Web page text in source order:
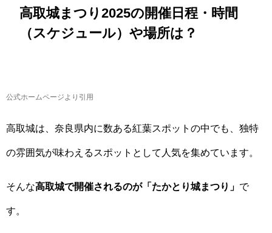
高取城まつり2025の開催日程・時間
（スケジュール）や場所は？
公式ホームページより引用
高取城は、奈良県内に数ある紅葉スポットの中でも、独特
の雰囲気が味わえるスポットとして人気を集めています。
そんな高取城で開催されるのが「たかとり城まつり」 で
す。